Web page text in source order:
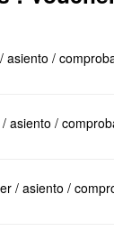
asiento /
asiento /
/ asiento /